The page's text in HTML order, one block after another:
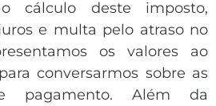
cálculo deste imposto,
e multa pelo atraso no
os valores ao
conversarmos sobre as
pagamento. Além da